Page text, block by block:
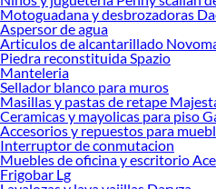
opciones de delivery o recojo en tienda.
Las mejores marcas de Maquinaria de jardín
Sabemos que la calidad, confianza y
momento de decidir qué modelo comprar,
oferta de marcas prestigiosas y
manera, inviertes en durabilidad,
garantizada. ¡Lleva más por menos!
Complementa tu compra con estos
Accesorios para maquinaria de jardín
Motoguadana y desbrozadoras
Aspersor de agua
Articulos de alcantarillado
Piedra reconstituida Spazio
Manteleria
Sellador blanco para muros
Masillas y pastas de retape
Ceramicas y mayolicas para piso
Accesorios y repuestos para
Interruptor de conmutacion
Muebles de oficina y escritorio
Frigobar Lg